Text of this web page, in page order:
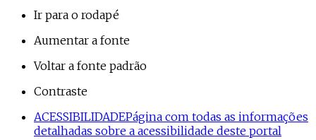
Ir para o rodapé
Aumentar a fonte
Voltar a fonte padrão
Contraste
ACESSIBILIDADEPágina com todas as informações
detalhadas sobre a acessibilidade deste portal